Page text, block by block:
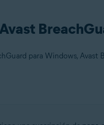
para Windows, Avast
para Mac